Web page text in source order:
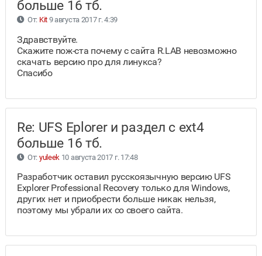
больше 16 тб.
От: Kit9 августа 2017 г. 4:39
Здравствуйте.
Скажите пож-ста почему с сайта R.LAB невозможно
скачать версию про для линукса?
Спасибо
Re: UFS Eplorer и раздел с ext4
больше 16 тб.
От: yuleek 10 августа 2017 г. 17:48
Разработчик оставил русскоязычную версию UFS
Explorer Professional Recovery только для Windows,
других нет и приобрести больше никак нельзя,
поэтому мы убрали их со своего сайта.